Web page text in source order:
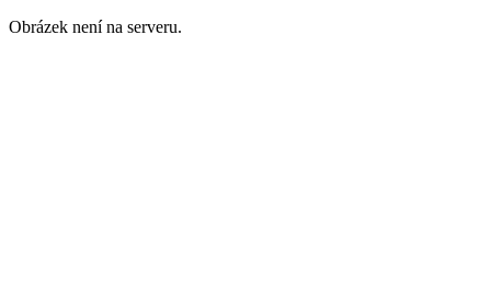
Obrázek není na serveru.